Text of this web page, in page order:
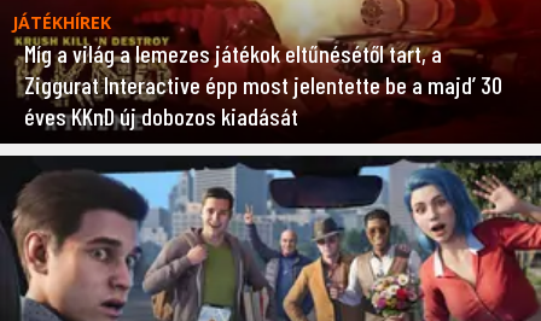
JÁTÉKHÍREK
Míg a világ a lemezes játékok eltűnésétől tart, a
Ziggurat Interactive épp most jelentette be a majd’ 30
éves KKnD új dobozos kiadását